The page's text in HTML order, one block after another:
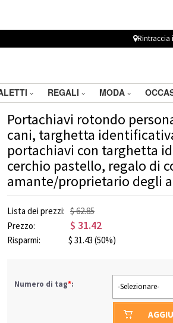
Rintraccia
REGALI MODA
Portachiavi rotondo
cani, targhetta
portachiavi con targhetta
cerchio pastello, regalo di
amante/proprietario degli
Lista dei prezzi: $ 62.85
Prezzo:
$ 31.42
Risparmi: $ 31.43 (50%)
Numero di tag*: -Selezionare-